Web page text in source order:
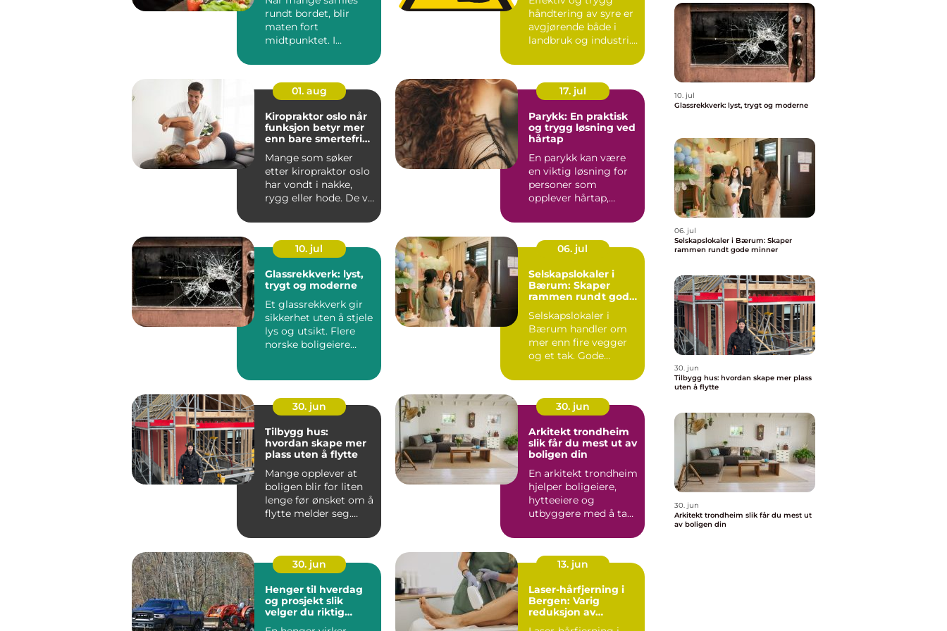
rundt bordet, blir
maten fort
midtpunktet. I
mot thailandsk c...
effektiv drift
håndtering av syre er
avgjørende både i
landbruk og industri.
avhe...
01. aug
Kiropraktor oslo når
funksjon betyr mer
enn bare smertefri
Mange som søker
etter kiropraktor oslo
har vondt i nakke,
rygg eller hode. De vil
17. jul
Parykk: En praktisk
og trygg løsning ved
hårtap
En parykk kan være
en viktig løsning for
personer som
opplever hårtap,
10. jul
Glassrekkverk: lyst,
trygt og moderne
Et glassrekkverk gir
sikkerhet uten å stjele
lys og utsikt. Flere
norske boligeiere
06. jul
Selskapslokaler i
Bærum: Skaper
rammen rundt gode
Selskapslokaler i
Bærum handler om
mer enn fire vegger
og et tak. Gode
ra...
30. jun
Tilbygg hus:
hvordan skape mer
plass uten å flytte
Mange opplever at
boligen blir for liten
lenge før ønsket om å
flytte melder seg.
30. jun
Arkitekt trondheim
slik får du mest ut av
boligen din
En arkitekt trondheim
hjelper boligeiere,
hytteeiere og
utbyggere med å ta
by...
30. jun
Henger til hverdag
og prosjekt slik
velger du riktig
13. jun
Laser-hårfjerning i
Bergen: Varig
reduksjon av
10. jul
Glassrekkverk: lyst, trygt og moderne
06. jul
Selskapslokaler i Bærum: Skaper
rammen rundt gode minner
30. jun
Tilbygg hus: hvordan skape mer plass
uten å flytte
30. jun
Arkitekt trondheim slik får du mest ut
av boligen din